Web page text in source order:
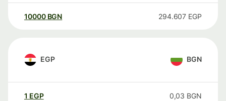
10000 BGN 294.607 EGP
EGP BGN
1 EGP 0,03 BGN